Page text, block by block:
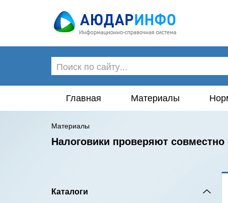
Главная Материалы
Материалы
Налоговики проверяют
Каталоги